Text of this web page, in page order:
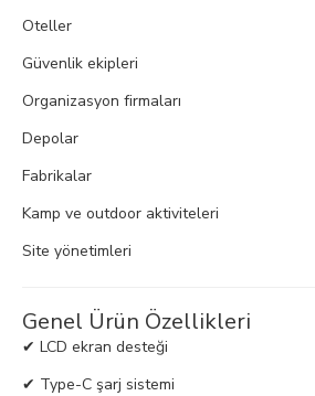
Oteller
Güvenlik ekipleri
Organizasyon firmaları
Depolar
Fabrikalar
Kamp ve outdoor aktiviteleri
Site yönetimleri
Genel Ürün Özellikleri
✔ LCD ekran desteği
✔ Type-C şarj sistemi